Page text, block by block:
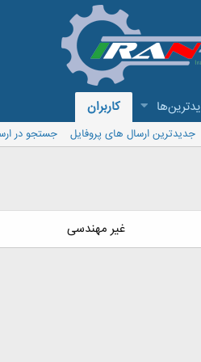
کاربران
جدیدترین ارسال های پروفایل
جستجو در
غیر مهندسی